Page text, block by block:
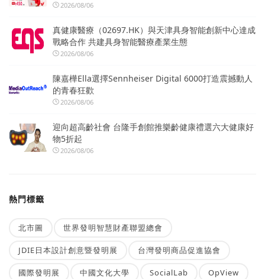
2026/08/06
真健康醫療（02697.HK）與天津具身智能創新中心達成
戰略合作 共建具身智能醫療產業生態
2026/08/06
陳嘉樺Ella選擇Sennheiser Digital 6000打造震撼動人
的青春狂歡
2026/08/06
迎向超高齡社會 台隆手創館推樂齡健康禮選六大健康好
物5折起
2026/08/06
熱門標籤
北市圖 世界發明智慧財產聯盟總會
JDIE日本設計創意暨發明展 台灣發明商品促進協會
國際發明展 中國文化大學 SocialLab OpView